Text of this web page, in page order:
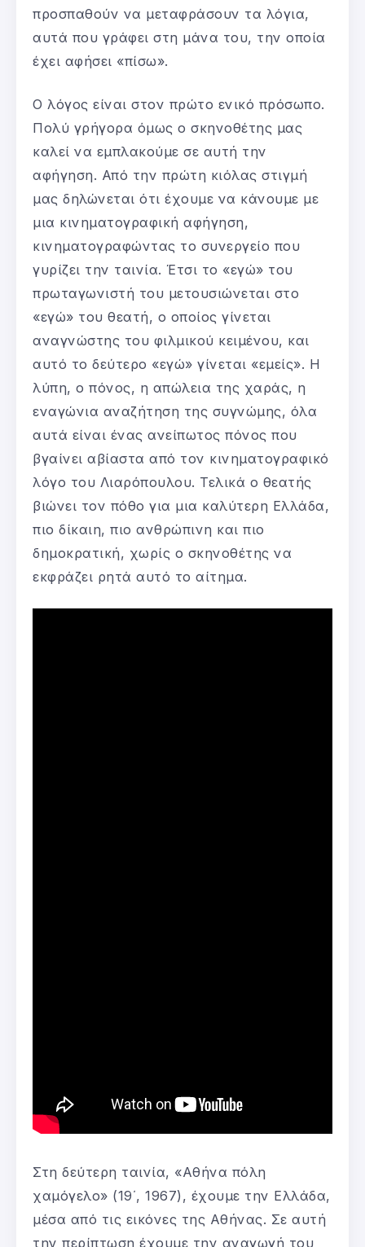
προσπαθούν να μεταφράσουν τα λόγια,
αυτά που γράφει στη μάνα του, την οποία
έχει αφήσει «πίσω».
Ο λόγος είναι στον πρώτο ενικό πρόσωπο.
Πολύ γρήγορα όμως ο σκηνοθέτης μας
καλεί να εμπλακούμε σε αυτή την
αφήγηση. Από την πρώτη κιόλας στιγμή
μας δηλώνεται ότι έχουμε να κάνουμε με
μια κινηματογραφική αφήγηση,
κινηματογραφώντας το συνεργείο που
γυρίζει την ταινία. Έτσι το «εγώ» του
πρωταγωνιστή του μετουσιώνεται στο
«εγώ» του θεατή, ο οποίος γίνεται
αναγνώστης του φιλμικού κειμένου, και
αυτό το δεύτερο «εγώ» γίνεται «εμείς». Η
λύπη, ο πόνος, η απώλεια της χαράς, η
εναγώνια αναζήτηση της συγνώμης, όλα
αυτά είναι ένας ανείπωτος πόνος που
βγαίνει αβίαστα από τον κινηματογραφικό
λόγο του Λιαρόπουλου. Τελικά ο θεατής
βιώνει τον πόθο για μια καλύτερη Ελλάδα,
πιο δίκαιη, πιο ανθρώπινη και πιο
δημοκρατική, χωρίς ο σκηνοθέτης να
εκφράζει ρητά αυτό το αίτημα.
Στη δεύτερη ταινία, «Αθήνα πόλη
χαμόγελο» (19΄, 1967), έχουμε την Ελλάδα,
μέσα από τις εικόνες της Αθήνας. Σε αυτή
την περίπτωση έχουμε την αναγωγή του